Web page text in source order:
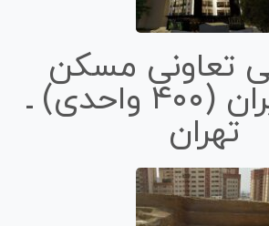
تعاونی مسکن
فوتبال ایران (۴۰۰ واحدی) ـ
تهران